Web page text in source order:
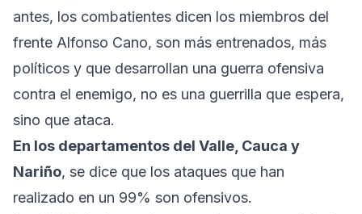
antes, los combatientes dicen los miembros del
frente Alfonso Cano, son más entrenados, más
políticos y que desarrollan una guerra ofensiva
contra el enemigo, no es una guerrilla que espera,
sino que ataca.
En los departamentos del Valle, Cauca y
Nariño, se dice que los ataques que han
realizado en un 99% son ofensivos.